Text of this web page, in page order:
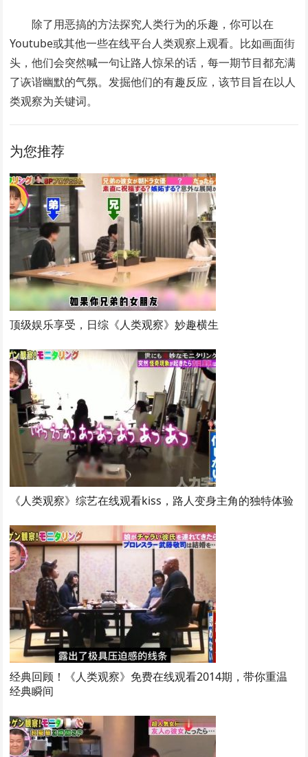
除了用恶搞的方法探究人类行为的乐趣，你可以在
Youtube或其他一些在线平台人类观察上观看。比如画面街
头，他们会突然喊一句让路人惊呆的话，每一期节目都充满
了诙谐幽默的气氛。发掘他们的有趣反应，该节目旨在以人
类观察为关键词。
为您推荐
顶级娱乐享受，日综《人类观察》妙趣横生
《人类观察》综艺在线观看kiss，路人变身主角的独特体验
经典回顾！《人类观察》免费在线观看2014期，带你重温
经典瞬间